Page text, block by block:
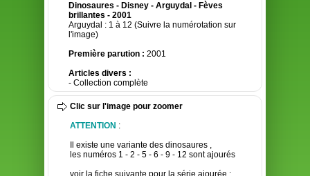
Dinosaures - Disney - Arguydal - Fèves
brillantes - 2001
Arguydal : 1 à 12 (Suivre la numérotation sur
l'image)
Première parution : 2001
Articles divers :
- Collection complète
Clic sur l'image pour zoomer
ATTENTION :
Il existe une variante des dinosaures ,
les numéros 1 - 2 - 5 - 6 - 9 - 12 sont ajourés
voir la fiche suivante pour la série ajourée :